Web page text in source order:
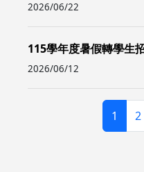
2026/06/22
115學年度暑假轉學生
2026/06/12
頁面
1 2